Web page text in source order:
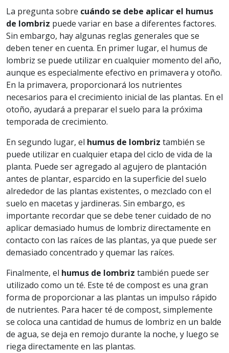
La pregunta sobre cuándo se debe aplicar el humus
de lombriz puede variar en base a diferentes factores.
Sin embargo, hay algunas reglas generales que se
deben tener en cuenta. En primer lugar, el humus de
lombriz se puede utilizar en cualquier momento del año,
aunque es especialmente efectivo en primavera y otoño.
En la primavera, proporcionará los nutrientes
necesarios para el crecimiento inicial de las plantas. En el
otoño, ayudará a preparar el suelo para la próxima
temporada de crecimiento.
En segundo lugar, el humus de lombriz también se
puede utilizar en cualquier etapa del ciclo de vida de la
planta. Puede ser agregado al agujero de plantación
antes de plantar, esparcido en la superficie del suelo
alrededor de las plantas existentes, o mezclado con el
suelo en macetas y jardineras. Sin embargo, es
importante recordar que se debe tener cuidado de no
aplicar demasiado humus de lombriz directamente en
contacto con las raíces de las plantas, ya que puede ser
demasiado concentrado y quemar las raíces.
Finalmente, el humus de lombriz también puede ser
utilizado como un té. Este té de compost es una gran
forma de proporcionar a las plantas un impulso rápido
de nutrientes. Para hacer té de compost, simplemente
se coloca una cantidad de humus de lombriz en un balde
de agua, se deja en remojo durante la noche, y luego se
riega directamente en las plantas.